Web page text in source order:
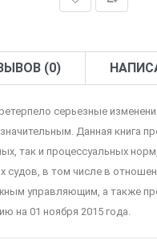
(0)
серьезные
Данная книга
так и процессуальных
в том числе в
управляющим, а также
на 01 ноября 2015 года.